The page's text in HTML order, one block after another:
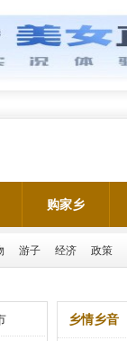
购家乡
游子 经济 政策
乡情乡音